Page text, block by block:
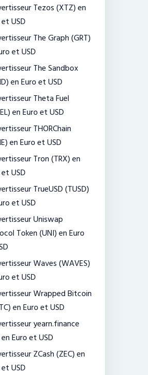
Tezos (XTZ) en
USD
The Graph (GRT)
et USD
The Sandbox
en Euro et USD
Theta Fuel
en Euro et USD
THORChain
en Euro et USD
Tron (TRX) en
USD
TrueUSD (TUSD)
et USD
Uniswap
Token (UNI) en Euro
Waves (WAVES)
et USD
Wrapped Bitcoin
en Euro et USD
yearn.finance
Euro et USD
ZCash (ZEC) en
USD